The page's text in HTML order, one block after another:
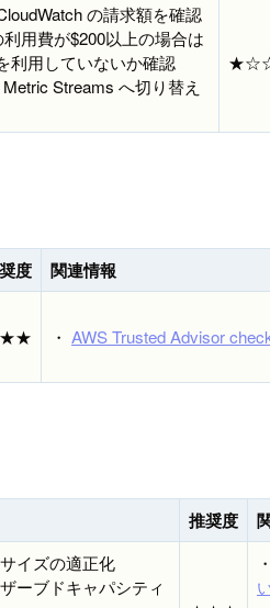
の請求額を確認
用費が$200以上の場合は
利用していないか確認
Streams へ切り替え
度 関連情報
・ AWS Trusted Advisor
推奨度
イズの適正化
ーブドキャパシティ
・